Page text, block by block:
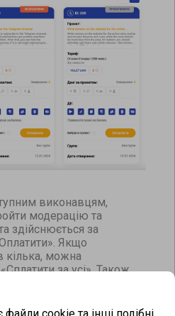
виконавцям,
модерацію та
здійснюється за
Якщо
кілька, можна
за усі». Також
відповідних полях.